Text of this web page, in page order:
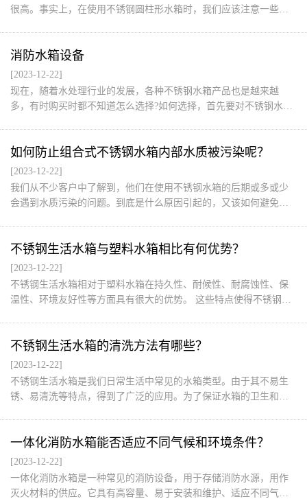
很高。事实上，在使用不锈钢圆柱形水箱时，我们应该注意一些事
钢保温水箱编辑器将分析不锈钢圆柱形水箱的安装。
消防水箱设备
[2023-12-22]
现在，随着水处理行业的发展，各种不锈钢水箱产品也是越来越
多，有时购买时都不知道怎么选择?如何选择，首先要对不锈钢水箱
箱、圆柱形不锈钢水箱、球形不锈钢水箱、异性不锈钢水箱（不均
匀、L形、U形等）；根据储存介质可分为：传统冷水箱、热水保温
水箱、低温水保温水箱、极冷地区防冻水箱。
如何防止组合式不锈钢水箱内部水质被污染呢？
[2023-12-22]
我们从不少客户中了解到，他们在使用不锈钢水箱的后期或多或少
会遇到水质污染的问题。到底是什么原因引起的，又该如何避免呢?
不锈钢生活水箱与塑料水箱相比有何优势？
[2023-12-22]
不锈钢生活水箱相对于塑料水箱在持久性、耐候性、耐腐蚀性、保
温性、环境友好性等方面具有很大的优势。 这些特点使得不锈钢水
不锈钢生活水箱的清洗方法有哪些？
[2023-12-22]
不锈钢生活水箱是我们日常生活中常见的水箱类型。由于其不易生
锈、易清洗等特点，得到了广泛的应用。为了保证水箱的卫生和水
一体化消防水箱能否适应不同气候和环境条件？
[2023-12-22]
一体化消防水箱是一种常见的消防设备，用于存储消防水源，用作
灭火材料的供应。它具有高容量、易于安装和维护、适应不同气候